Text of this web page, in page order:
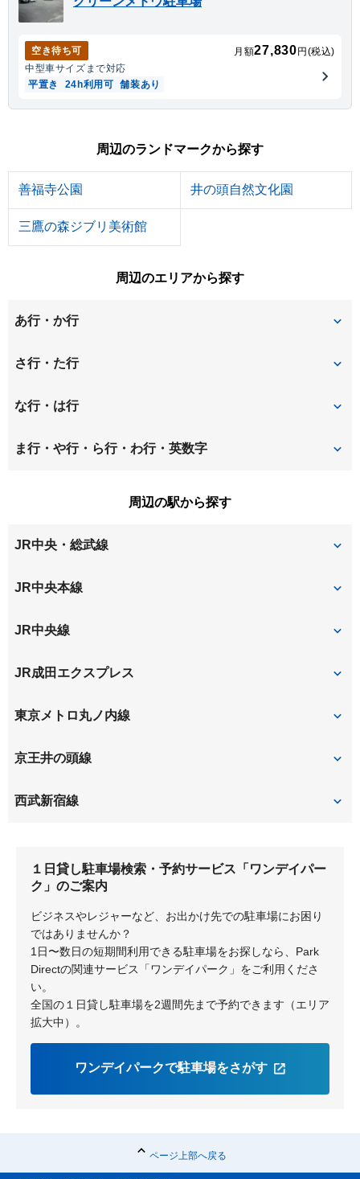
空き待ち可 月額27,830円(税込)
中型車サイズまで対応
平置き
24h利用可 舗装あり
周辺のランドマークから探す
善福寺公園 井の頭自然文化園
三鷹の森ジブリ美術館
周辺のエリアから探す
あ行・か行
井の頭
上井草
久我山
御殿山
さ行・た行
清水
関町南 善福寺
な行・は行
西荻北 西荻南
ま行・や行・ら行・わ行・英数字
周辺の駅から探す
JR中央・総武線
吉祥寺
西荻窪
JR中央本線
吉祥寺
JR中央線
吉祥寺
西荻窪
JR成田エクスプレス
吉祥寺
東京メトロ丸ノ内線
荻窪
京王井の頭線
三鷹台
富士見ヶ丘
西武新宿線
１日貸し駐車場検索・予約サービス「ワンデイパー
ク」のご案内
ビジネスやレジャーなど、お出かけ先での駐車場にお困り
ではありませんか？
1日〜数日の短期間利用できる駐車場をお探しなら、Park
Directの関連サービス「ワンデイパーク」をご利用くださ
い。
全国の１日貸し駐車場を2週間先まで予約できます（エリア
拡大中）。
ワンデイパークで駐車場をさがす
ページ上部へ戻る